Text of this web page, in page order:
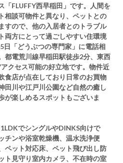
「FLUFFY西早稲田」です。人間を
相談可物件と異なり、ペットとの
すので、他の入居者とのトラブル
両方にとって過ごしやすい住環境
日「どうぶつの専門家」に電話相
都電荒川線早稲田駅徒歩2分、東西
クセス可能の好立地です。物件近
食店が点在しており日常のお買物
田川や江戸川公園など自然の癒し
が楽しめるスポットもございま
でシングルやDINKS向けで
チンや浴室乾燥機、温水洗浄便
ペット対応床、ペット飛び出し防
ト見守り室内カメラ、不在時の室